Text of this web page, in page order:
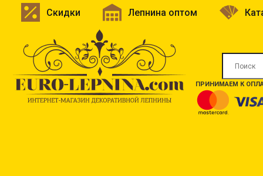
Скидки Лепнина оптом
ПРИНИМАЕМ К